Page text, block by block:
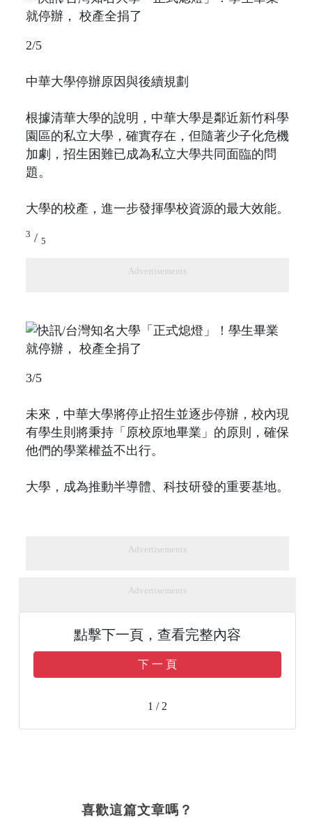
2/5
中華大學停辦原因與後續規劃
根據清華大學的說明，中華大學是鄰近新竹科學
園區的私立大學，確實存在，但隨著少子化危機
加劇，招生困難已成為私立大學共同面臨的問
題。
大學的校產，進一步發揮學校資源的最大效能。
3 / 5
Advertisements
3/5
未來，中華大學將停止招生並逐步停辦，校內現
有學生則將秉持「原校原地畢業」的原則，確保
他們的學業權益不出行。
大學，成為推動半導體、科技研發的重要基地。
Advertisements
Advertisements
點擊下一頁，查看完整內容
下 一 頁
1 / 2
喜歡這篇文章嗎？